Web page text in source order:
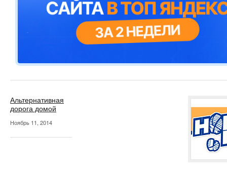
Альтернативная
дорога домой
Ноябрь 11, 2014